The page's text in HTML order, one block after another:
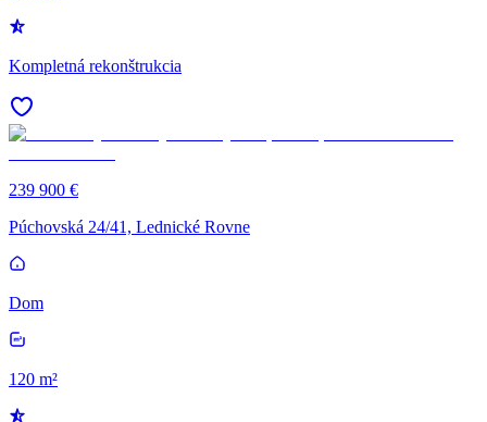
Kompletná rekonštrukcia
239 900 €
Púchovská 24/41, Lednické Rovne
Dom
120 m²